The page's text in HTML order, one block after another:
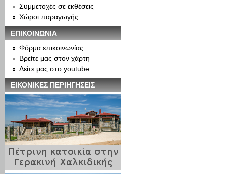
Συμμετοχές σε εκθέσεις
Χώροι παραγωγής
ΕΠΙΚΟΙΝΩΝΙΑ
Φόρμα επικοινωνίας
Βρείτε μας στον χάρτη
Δείτε μας στο youtube
ΕΙΚΟΝΙΚΕΣ ΠΕΡΙΗΓΗΣΕΙΣ